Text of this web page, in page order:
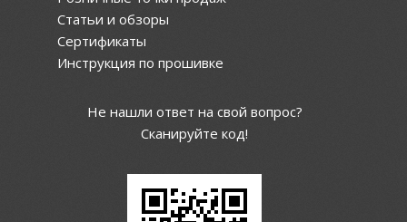
Статьи и обзоры
Сертификаты
Инструкция по прошивке
Не нашли ответ на свой вопрос?
Сканируйте код!